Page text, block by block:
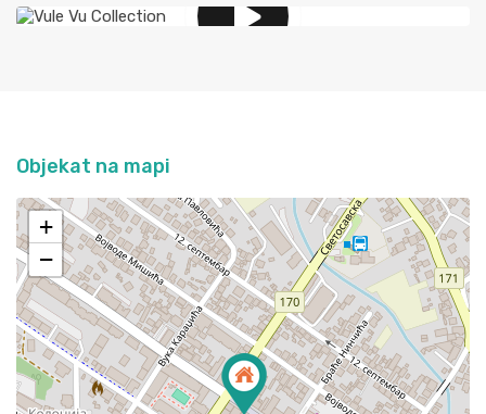
Objekat na mapi
+
−